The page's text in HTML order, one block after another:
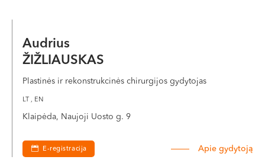
Audrius
ŽIŽLIAUSKAS
Plastinės ir rekonstrukcinės chirurgijos gydytojas
LT , EN
Klaipėda, Naujoji Uosto g. 9
E-registracija Apie gydytoją